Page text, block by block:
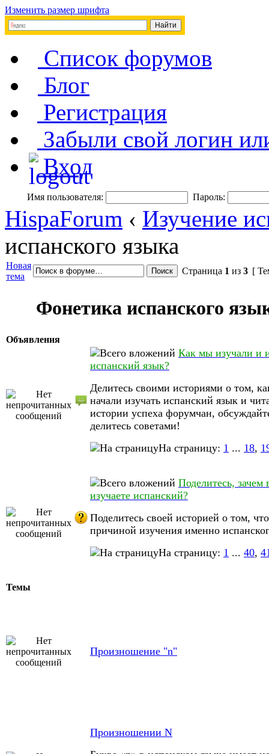
Изменить размер шрифта
Список форумов
Блог
Регистрация
Забыли свой логин
Вход
Имя пользователя: Пароль:
HispaForum ‹ Изучение
испанского языка
Новая
тема
Страница 1 из 3 [
Фонетика испанского
Объявления
Как мы изучали и
испанский язык?
Делитесь своими историями о том,
начали изучать испанский язык и
истории успеха форумчан,
делитесь советами!
На страницу: 1 ... 18,
Поделитесь, зачем
изучаете испанский?
Поделитесь своей историей о том,
причиной изучения именно
На страницу: 1 ... 40,
Темы
Произношение "n"
Произношении N